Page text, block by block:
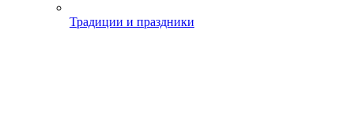
Традиции и праздники